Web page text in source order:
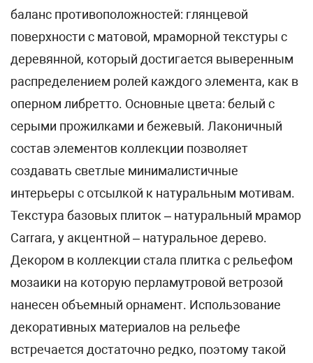
баланс противоположностей: глянцевой
поверхности с матовой, мраморной текстуры с
деревянной, который достигается выверенным
распределением ролей каждого элемента, как в
оперном либретто. Основные цвета: белый с
серыми прожилками и бежевый. Лаконичный
состав элементов коллекции позволяет
создавать светлые минималистичные
интерьеры с отсылкой к натуральным мотивам.
Текстура базовых плиток – натуральный мрамор
Carrara, у акцентной – натуральное дерево.
Декором в коллекции стала плитка с рельефом
мозаики на которую перламутровой ветрозой
нанесен объемный орнамент. Использование
декоративных материалов на рельефе
встречается достаточно редко, поэтому такой